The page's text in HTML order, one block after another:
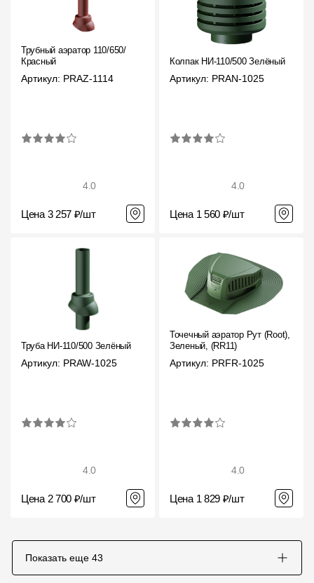
Трубный аэратор 110/650/
Красный
Артикул: PRAZ-1114
4.0
Цена 3 257 ₽/шт
Колпак НИ-110/500 Зелёный
Артикул: PRAN-1025
4.0
Цена 1 560 ₽/шт
Труба НИ-110/500 Зелёный
Артикул: PRAW-1025
4.0
Цена 2 700 ₽/шт
Точечный аэратор Рут (Root),
Зеленый, (RR11)
Артикул: PRFR-1025
4.0
Цена 1 829 ₽/шт
Показать еще 43